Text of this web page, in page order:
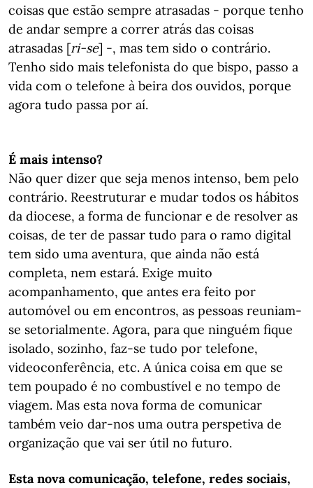
coisas que estão sempre atrasadas - porque tenho
de andar sempre a correr atrás das coisas
atrasadas [ri-se] -, mas tem sido o contrário.
Tenho sido mais telefonista do que bispo, passo a
vida com o telefone à beira dos ouvidos, porque
agora tudo passa por aí.
É mais intenso?
Não quer dizer que seja menos intenso, bem pelo
contrário. Reestruturar e mudar todos os hábitos
da diocese, a forma de funcionar e de resolver as
coisas, de ter de passar tudo para o ramo digital
tem sido uma aventura, que ainda não está
completa, nem estará. Exige muito
acompanhamento, que antes era feito por
automóvel ou em encontros, as pessoas reuniam-
se setorialmente. Agora, para que ninguém fique
isolado, sozinho, faz-se tudo por telefone,
videoconferência, etc. A única coisa em que se
tem poupado é no combustível e no tempo de
viagem. Mas esta nova forma de comunicar
também veio dar-nos uma outra perspetiva de
organização que vai ser útil no futuro.
Esta nova comunicação, telefone, redes sociais,